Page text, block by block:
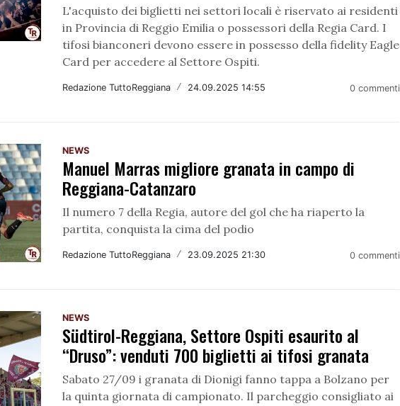
L'acquisto dei biglietti nei settori locali è riservato ai residenti
in Provincia di Reggio Emilia o possessori della Regia Card. I
tifosi bianconeri devono essere in possesso della fidelity Eagle
Card per accedere al Settore Ospiti.
Redazione TuttoReggiana / 24.09.2025 14:55 0 commenti
NEWS
Manuel Marras migliore granata in campo di
Reggiana-Catanzaro
Il numero 7 della Regia, autore del gol che ha riaperto la
partita, conquista la cima del podio
Redazione TuttoReggiana / 23.09.2025 21:30 0 commenti
NEWS
Südtirol-Reggiana, Settore Ospiti esaurito al
“Druso”: venduti 700 biglietti ai tifosi granata
Sabato 27/09 i granata di Dionigi fanno tappa a Bolzano per
la quinta giornata di campionato. Il parcheggio consigliato ai